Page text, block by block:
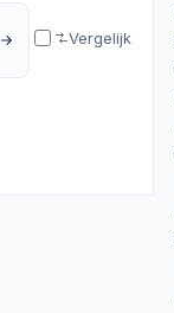
Vergelijk